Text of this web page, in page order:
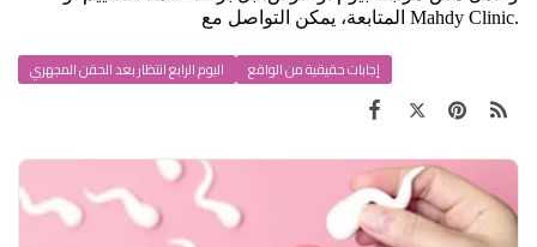
المتابعة، يمكن التواصل مع Mahdy Clinic.
اليوم الرابع انتظار بعد الحقن المجهري إجابات حقيقية من الواقع